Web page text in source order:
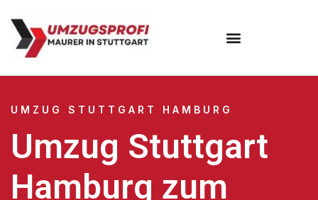
UMZUG STUTTGART HAMBURG
Umzug Stuttgart
Hamburg zum